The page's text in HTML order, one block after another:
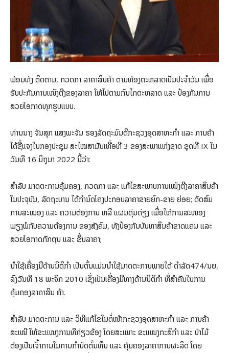
ພ້ອມທັງ ຕິດຕາມ, ກວດກາ ລາຄາສິນຄ້າ ຕາມທ້ອງຕະຫລາດເປັນປະຈຳວັນ ເພື່ອ
ຮັບປະກັນການເໜັງຕີງຂອງລາຄາ ໃຫ້ໄປຕາມກົນໄກຕະຫລາດ ແລະ ປ້ອງກັນການ
ສວຍໂອກາດທຸກຮູບແບບ.
ທ່ານນາງ ຈັນສຸກ ແສງພະຈັນ ຮອງລັດຖະມົນຕີກະຊວງອຸດສາຫະກຳ ແລະ ການຄ້າ
ໄດ້ຊີ້ແຈງໃນກອງປະຊຸມ ສະໄໝສາມັນເທື່ອທີ 3 ຂອງສະພາແຫ່ງຊາດ ຊຸດທີ IX ໃນ
ວັນທີ 16 ມິຖຸນາ 2022 ນີ້ວ່າ:
ສຳລັບ ມາດຕະການຄຸ້ມຄອງ, ກວດກາ ແລະ ແກ້ໄຂສະພາບການເໜັງຕີງລາຄາສິນຄ້າ
ໃນປະຈຸບັນ, ລັດຖະບານ ໄດ້ກຳນົດໂຄງປະກອບລາຄາຂາຍຍົກ-ຂາຍ ຍ່ອຍ; ດັດສົມ
ການສະໜອງ ແລະ ຄວາມຕ້ອງການ ຫລື ແຜນດຸ່ນດ່ຽງ ເພື່ອໃຫ້ການສະໜອງ
ພຽງພໍກັບຄວາມຕ້ອງການ ຂອງສັງຄົມ, ທັງປ້ອງກັນບັນຫາສິນຄ້າຂາດແຄນ ແລະ
ສວຍໂອກາດກັກຕຸນ ແລະ ຂຶ້ນລາຄາ;
ນຳໃຊ້ເຄື່ອງມືດ້ານນິຕິກຳ ເປັນຕົ້ນແມ່ນນໍາໃຊ້ມາດຕະການພາຍໃຕ້ ດຳລັດ474/ນຍ,
ລົງວັນທີ 18 ພະຈິກ 2010 ເຊິ່ງເປັນເຄື່ອງມືທາງດ້ານນິຕິກຳ ທີ່ສຳຄັນໃນການ
ຄຸ້ມຄອງລາຄາສິນ ຄ້າ.
ສຳລັບ ມາດຕະການ ແລະ ວິທີແກ້ໄຂໃນຕໍ່ໜ້າກະຊວງອຸດສາຫະກຳ ແລະ ການຄ້າ
ສະເໜີ ໃຫ້ຂະແໜງການທີກ່ຽວຂ້ອງ ໂດຍສະເພາະ ຂະແໜງກະສິກຳ ແລະ ປ່າໄມ້
ຕ້ອງເປັນເຈົ້າການໃນການກຳນົດຕົ້ນທຶນ ແລະ ຄຸ້ມຄອງລາຄາການຜະລິດ ໂດຍ